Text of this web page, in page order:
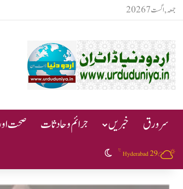
جمعہ, اگست 7 2026
سرورق خبریں جرائم و حادثات صحت
Hyderabad29
℃